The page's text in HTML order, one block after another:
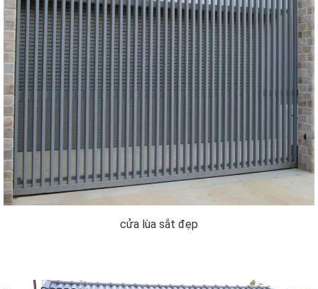
cửa lùa sắt đẹp